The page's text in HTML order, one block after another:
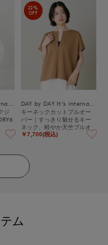
ジ
22%
OFF
キーネックカットプルオー
バー｜すっきり魅せるキー
ネック、軽やか天竺プルオ
ーバー
￥7,700(税込)
ム